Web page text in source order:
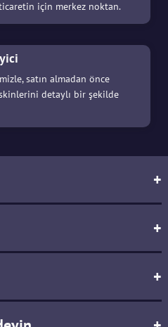
için merkez noktan.
satın almadan önce
detaylı bir şekilde
+
+
+